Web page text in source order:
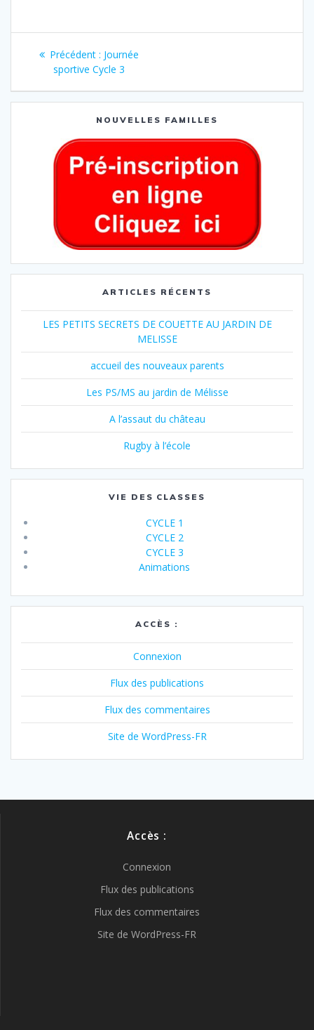
Précédent : Journée
sportive Cycle 3
NOUVELLES FAMILLES
ARTICLES RÉCENTS
LES PETITS SECRETS DE COUETTE AU JARDIN DE
MELISSE
accueil des nouveaux parents
Les PS/MS au jardin de Mélisse
A l’assaut du château
Rugby à l’école
VIE DES CLASSES
CYCLE 1
CYCLE 2
CYCLE 3
Animations
ACCÈS :
Connexion
Flux des publications
Flux des commentaires
Site de WordPress-FR
Accès :
Connexion
Flux des publications
Flux des commentaires
Site de WordPress-FR